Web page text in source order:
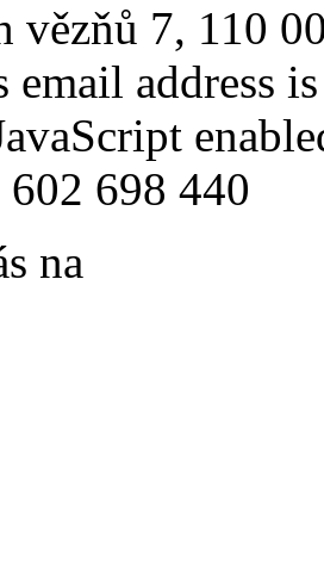
vězňů 7, 110
email address
698 440
na